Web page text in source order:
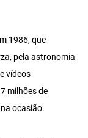
1986, que
pela astronomia
vídeos
milhões de
ocasião.